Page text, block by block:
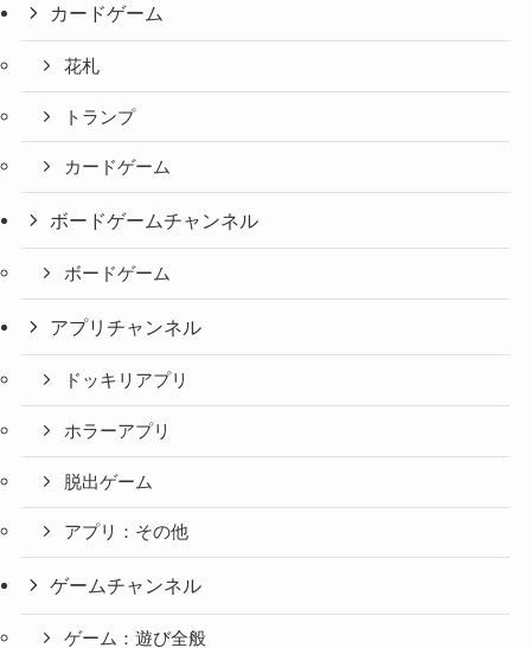
カードゲーム
花札
トランプ
カードゲーム
ボードゲームチャンネル
ボードゲーム
アプリチャンネル
ドッキリアプリ
ホラーアプリ
脱出ゲーム
アプリ：その他
ゲームチャンネル
ゲーム：遊び全般